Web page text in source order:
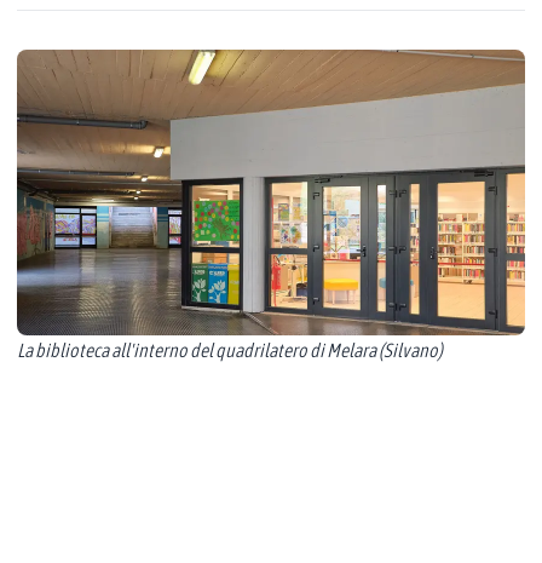
La biblioteca all'interno del quadrilatero di Melara (Silvano)